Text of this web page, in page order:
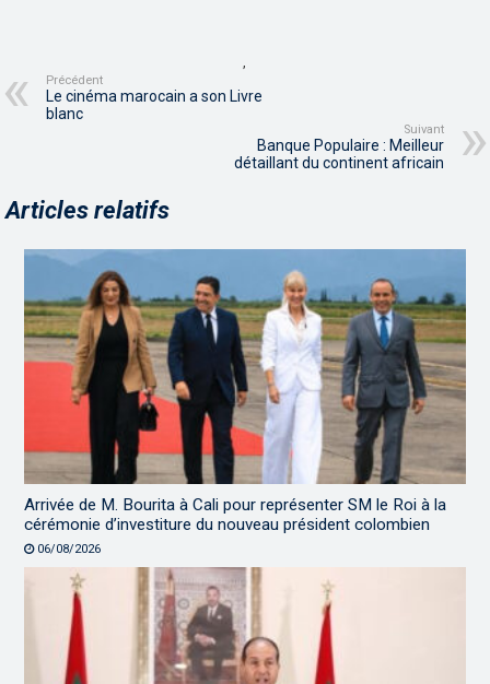
,
Précédent
Le cinéma marocain a son Livre
blanc
Suivant
Banque Populaire : Meilleur
détaillant du continent africain
Articles relatifs
Arrivée de M. Bourita à Cali pour représenter SM le Roi à la
cérémonie d’investiture du nouveau président colombien
06/08/2026